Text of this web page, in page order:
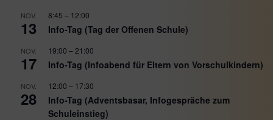
NOV.
13
8:45 – 12:00
Info-Tag (Tag der Offenen Schule)
NOV.
17
19:00 – 21:00
Info-Tag (Infoabend für Eltern von Vorschulkindern)
NOV.
28
12:00 – 17:30
Info-Tag (Adventsbasar, Infogespräche zum
Schuleinstieg)